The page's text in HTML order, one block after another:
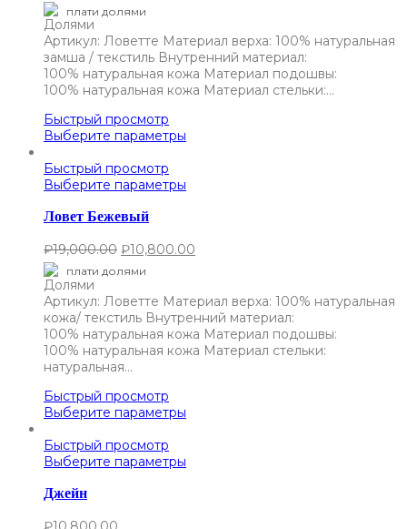
плати долями
Артикул: Ловетте Материал верха: 100% натуральная
замша / текстиль Внутренний материал:
100% натуральная кожа Материал подошвы:
100% натуральная кожа Материал стельки:…
Быстрый просмотр
Выберите параметры
Быстрый просмотр
Выберите параметры
Ловет Бежевый
₽19,000.00 ₽10,800.00
плати долями
Артикул: Ловетте Материал верха: 100% натуральная
кожа/ текстиль Внутренний материал:
100% натуральная кожа Материал подошвы:
100% натуральная кожа Материал стельки:
натуральная…
Быстрый просмотр
Выберите параметры
Быстрый просмотр
Выберите параметры
Джейн